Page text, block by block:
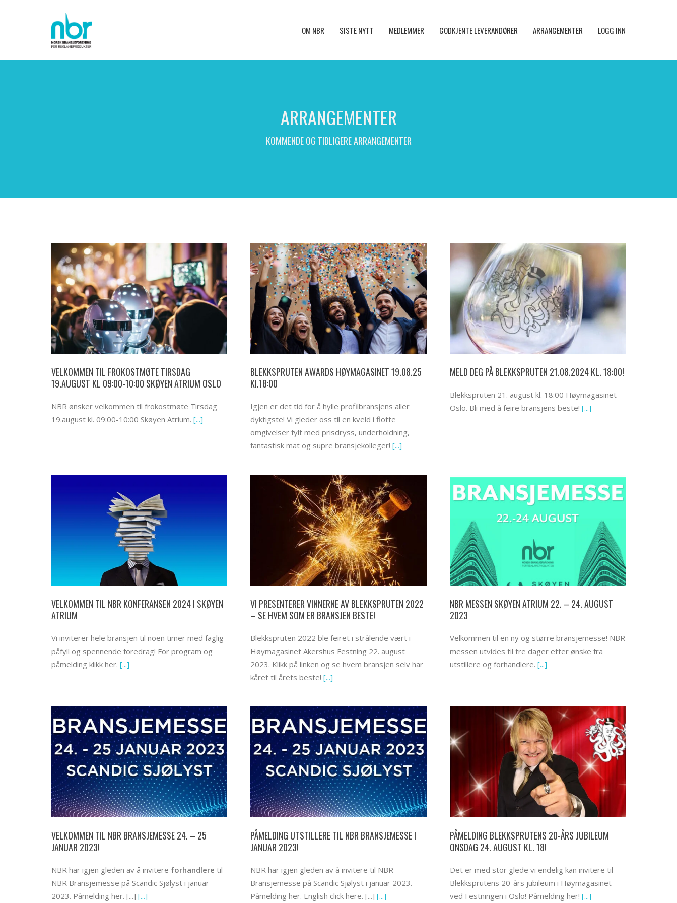
OM NBR SISTE NYTT MEDLEMMER GODKJENTE LEVERANDØRER ARRANGEMENTER LOGG INN
ARRANGEMENTER
KOMMENDE OG TIDLIGERE ARRANGEMENTER
VELKOMMEN TIL FROKOSTMØTE TIRSDAG
19.AUGUST KL 09:00-10:00 SKØYEN ATRIUM OSLO
NBR ønsker velkommen til frokostmøte Tirsdag
19.august kl. 09:00-10:00 Skøyen Atrium. [...]
BLEKKSPRUTEN AWARDS HØYMAGASINET 19.08.25
Kl.18:00
Igjen er det tid for å hylle profilbransjens aller
dyktigste! Vi gleder oss til en kveld i flotte
omgivelser fylt med prisdryss, underholdning,
fantastisk mat og supre bransjekolleger![...]
MELD DEG PÅ BLEKKSPRUTEN 21.08.2024 KL. 18:00!
Blekkspruten 21. august kl. 18:00 Høymagasinet
Oslo. Bli med å feire bransjens beste! [...]
VELKOMMEN TIL NBR KONFERANSEN 2024 I SKØYEN
ATRIUM
Vi inviterer hele bransjen til noen timer med faglig
påfyll og spennende foredrag! For program og
påmelding klikk her. [...]
VI PRESENTERER VINNERNE AV BLEKKSPRUTEN 2022
– SE HVEM SOM ER BRANSJEN BESTE!
Blekkspruten 2022 ble feiret i strålende vært i
Høymagasinet Akershus Festning 22. august
2023. Klikk på linken og se hvem bransjen selv har
kåret til årets beste![...]
NBR MESSEN SKØYEN ATRIUM 22. – 24. AUGUST
2023
Velkommen til en ny og større bransjemesse! NBR
messen utvides til tre dager etter ønske fra
utstillere og forhandlere. [...]
VELKOMMEN TIL NBR BRANSJEMESSE 24. – 25
JANUAR 2023!
NBR har igjen gleden av å invitere forhandlere til
NBR Bransjemesse på Scandic Sjølyst i januar
2023. Påmelding her. [...] [...]
PÅMELDING UTSTILLERE TIL NBR BRANSJEMESSE I
JANUAR 2023!
NBR har igjen gleden av å invitere til NBR
Bransjemesse på Scandic Sjølyst i januar 2023.
Påmelding her. English click here. [...][...]
PÅMELDING BLEKKSPRUTENS 20-ÅRS JUBILEUM
ONSDAG 24. AUGUST KL. 18!
Det er med stor glede vi endelig kan invitere til
Blekksprutens 20-års jubileum i Høymagasinet
ved Festningen i Oslo! Påmelding her! [...]